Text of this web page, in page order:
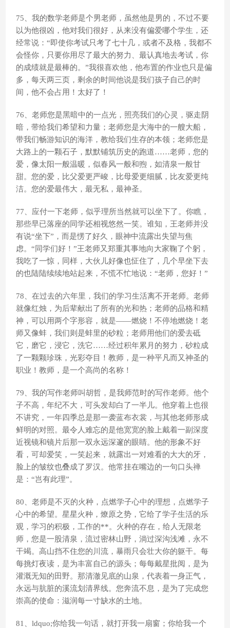
75、我的数学老师是个男老师，虽然他是男的，不过不要
以为他很凶，他对我们很好，从来没有偏爱哪个学生，还
经常说：“即使你考试只考了七十几，或者不及格，我都不
会怪你，只要你用尽了最大的努力、最认真地去考试，你
的成绩就是最棒的。”我很喜欢他，他布置的作业也只是偏
多，每天两三页，剩余的时间他说是我们孩子自己的时
间，他不会占用！太好了！
76、老师您是黑暗中的一点光，照亮我们的心灵，驱走阴
暗，带给我们希望和力量；老师您是大海中的一艘大船，
带我们畅游知识的海洋，教给我们生存的本领；老师您是
大路上的一颗石子，默默铺筑历史的跑道……老师，您的
爱，像太阳一般温暖，似春风一般和煦，如清泉一般甘
甜。您的爱，比父爱更严峻，比母爱更细腻，比友爱更纯
洁。您的爱最伟大，最无私，最神圣。
77、应付一下老师，似乎理所当然就可以坐下了。你瞧，
那些早已落座的同学还相视悠然一笑。谁知，王老师并没
有说“坐下”，而是愣了好久，眼神中流露出失望与焦
虑。“同学们好！”王老师又郑重其事地向大家鞠了个躬，
我吃了一惊，同样，大伙儿好像也怔住了，几个早坐下去
的也陆陆续续地站起来，不慌不忙地说：“老师，您好！”
78、在过去的六年里，我们的学习生活离不开老师。老师
就像红烛，为后辈献出了所有的光和热；老师的品格和精
神，可以用两个字形容，就是——燃烧！不停地燃烧！老
师又像蚌，我们则是蚌里的砂粒；老师用他们的爱去砥
它，磨它，浸它，洗它……经过积年累月的努力，砂粒成
了一颗颗珍珠，光彩夺目！教师，是一种平凡而又神圣的
职业！教师，是一个高尚的名称！
79、我的写作老师叫胡哲，是我师范时的写作老师。他个
子不高，年纪不大，可头发却白了一半儿。他穿着上也很
不讲究，一年四季总是那一袭蓝布衣裳，与其他老师形成
鲜明的对照。最令人难忘的是他宽宽的脸上戴着一副深度
近视镜和镜片后那一双永远深邃的眼睛。他的形象不好
看，可却爱笑，一笑起来，就露出一对难看的大大的牙，
脸上的皱纹也叠成了罗汉。他常挂在嘴边的一句口头禅
是：“岂有此理”。
80、老师是不灭的火种，点燃学子心中的理想，点燃学子
心中的希望。星星火种，燎原之势，它给了学子生活的乐
观，学习的积极，工作的**。火种的存在，给人无限老
师，您是一股清泉，流过密林山野，淌过深沟浅滩，永不
干竭。高山挡不住您的川流，暴雨只会壮大你的躯干。每
每挑灯夜读，是为丰富自己的源头；每每戴星批阅，是为
灌溉无知的田野。那清澈见底的山泉，代表着一身正气，
永远与肮脏的溪流划清界线。您奔流不息，是为了完成您
崇高的使命：滋润每一寸缺水的土地。
81、ldquo;你给我一句话，就打开我一扇窗；你给我一个